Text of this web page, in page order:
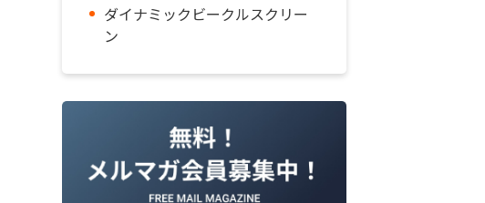
ダイナミックビークルスクリー
ン